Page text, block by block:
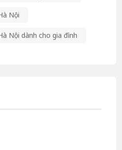
Nội
Nội dành cho gia đình